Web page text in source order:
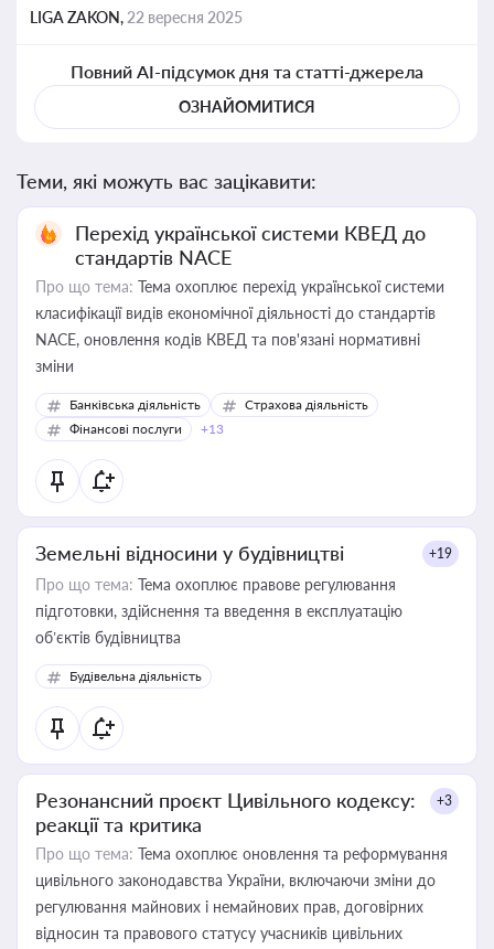
LIGA ZAKON, 22 вересня 2025
Повний AI-підсумок дня та статті-джерела
ОЗНАЙОМИТИСЯ
Теми, які можуть вас зацікавити:
Перехід української системи КВЕД до
стандартів NACE
Про що тема: Тема охоплює перехід української системи
класифікації видів економічної діяльності до стандартів
NACE, оновлення кодів КВЕД та пов'язані нормативні
зміни
Банківська діяльність
Страхова діяльність
Фінансові послуги
+13
Земельні відносини у будівництві +19
Про що тема: Тема охоплює правове регулювання
підготовки, здійснення та введення в експлуатацію
об’єктів будівництва
Будівельна діяльність
Резонансний проєкт Цивільного кодексу:
реакції та критика
+3
Про що тема: Тема охоплює оновлення та реформування
цивільного законодавства України, включаючи зміни до
регулювання майнових і немайнових прав, договірних
відносин та правового статусу учасників цивільних